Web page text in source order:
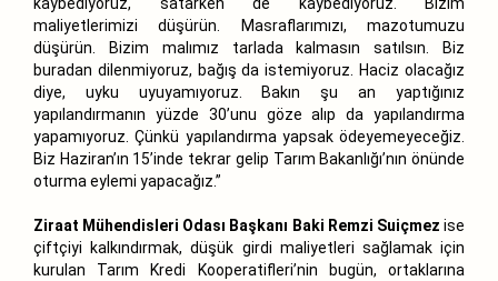
maliyetlerimizi düşürün. Masraflarımızı, mazotumuzu
düşürün. Bizim malımız tarlada kalmasın satılsın. Biz
buradan dilenmiyoruz, bağış da istemiyoruz. Haciz olacağız
diye, uyku uyuyamıyoruz. Bakın şu an yaptığınız
yapılandırmanın yüzde 30’unu göze alıp da yapılandırma
yapamıyoruz. Çünkü yapılandırma yapsak ödeyemeyeceğiz.
Biz Haziran’ın 15’inde tekrar gelip Tarım Bakanlığı’nın önünde
oturma eylemi yapacağız.”
Ziraat Mühendisleri Odası Başkanı Baki Remzi Suiçmez ise
çiftçiyi kalkındırmak, düşük girdi maliyetleri sağlamak için
kurulan Tarım Kredi Kooperatifleri’nin bugün, ortaklarına